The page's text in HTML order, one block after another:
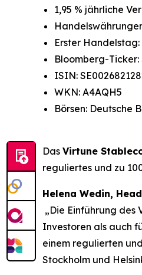
1,95 % jährliche
Erster
Bloomberg-Ticker:
ISIN:
WKN: A4AQH5
Börsen: Deutsche
Das Virtune
reguliertes und zu
Helena Wedin,
„Die Einführung
Investoren als auch
einem regulierten
Stockholm und